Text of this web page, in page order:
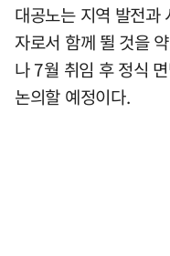
대공노는 지역 발전과
자로서 함께 뛸 것을
나 7월 취임 후 정식
논의할 예정이다.